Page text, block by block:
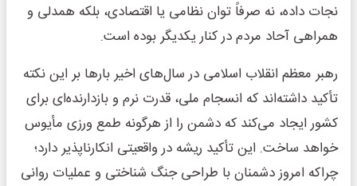
نجات داده، نه صرفاً توان نظامی یا اقتصادی، بلکه همدلی و
همراهی آحاد مردم در کنار یکدیگر بوده است.
رهبر معظم انقلاب اسلامی در سال‌های اخیر بارها بر این نکته
تأکید داشته‌اند که انسجام ملی، قدرت نرم و بازدارنده‌ای برای
کشور ایجاد می‌کند که دشمن را از هرگونه طمع ورزی مأیوس
خواهد ساخت. این تأکید ریشه در واقعیتی انکارناپذیر دارد؛
چراکه امروز دشمنان با طراحی جنگ شناختی و عملیات روانی